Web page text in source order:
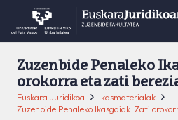
Zuzenbide Penaleko
orokorra eta zati
Euskara Juridikoa
Ikasmaterialak
Zuzenbide Penaleko Ikasgaiak. Zati